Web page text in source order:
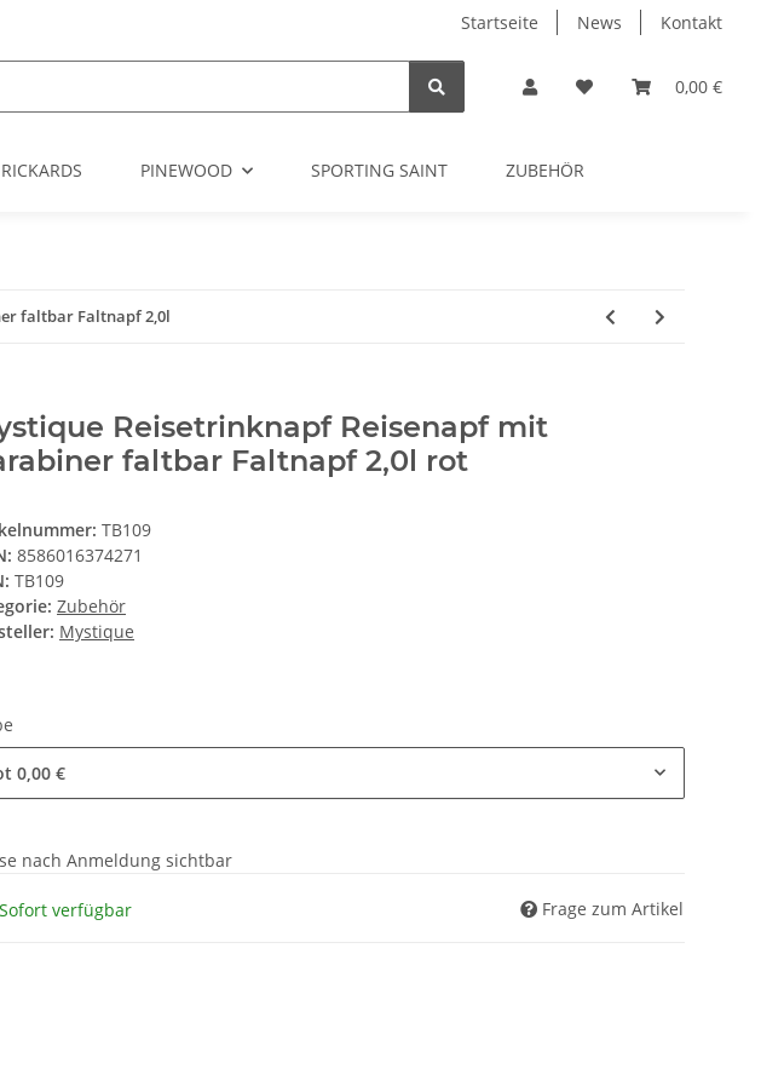
Startseite News Kontakt
0,00 €
PINEWOOD SPORTING SAINT ZUBEHÖR
faltbar Faltnapf 2,0l
Reisetrinknapf Reisenapf mit
faltbar Faltnapf 2,0l rot
TB109
8586016374271
TB109
Zubehör
Mystique
0,00 €
nach Anmeldung sichtbar
Sofort verfügbar Frage zum Artikel